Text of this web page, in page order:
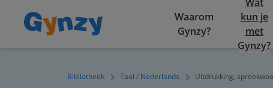
Waarom
Gynzy?
kun je
met
Gynzy?
Bibliotheek Taal / Nederlands Uitdrukking,